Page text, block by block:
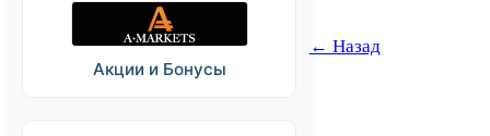
Акции и Бонусы
← Назад